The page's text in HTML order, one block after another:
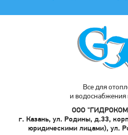
Все для
и водоснабжения
ООО
г. Казань, ул. Родины, д.33,
юридическими лицами), ул.